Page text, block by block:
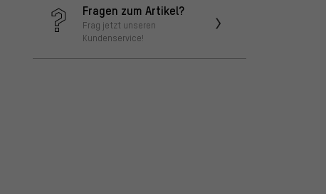
Fragen zum Artikel?
Frag jetzt unseren
Kundenservice!